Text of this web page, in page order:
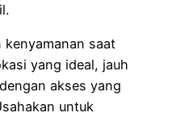
saat
yang ideal, jauh
akses yang
untuk